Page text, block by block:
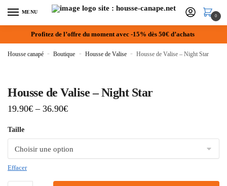
MENU
0
Profitez de l’offre du moment avec -15% dès 50€ d’achats
Housse canapé » Boutique » Housse de Valise » Housse de Valise – Night Star
Housse de Valise – Night Star
19.90€ – 36.90€
Taille
Effacer